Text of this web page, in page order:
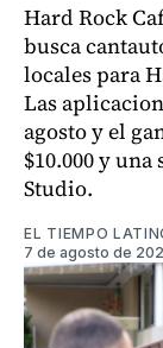
Hard Rock
busca
locales para
Las
agosto y el
$10.000 y una
Studio.
EL TIEMPO
7 de agosto de